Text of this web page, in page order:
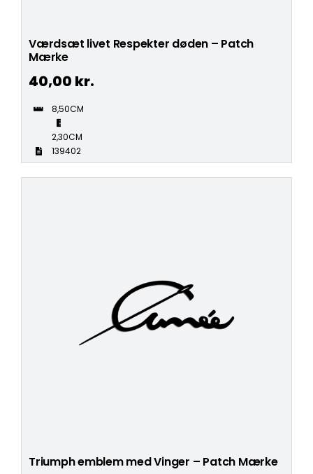
Værdsæt livet Respekter døden – Patch
Mærke
40,00 kr.
8,50CM
2,30CM
139402
Triumph emblem med Vinger – Patch Mærke